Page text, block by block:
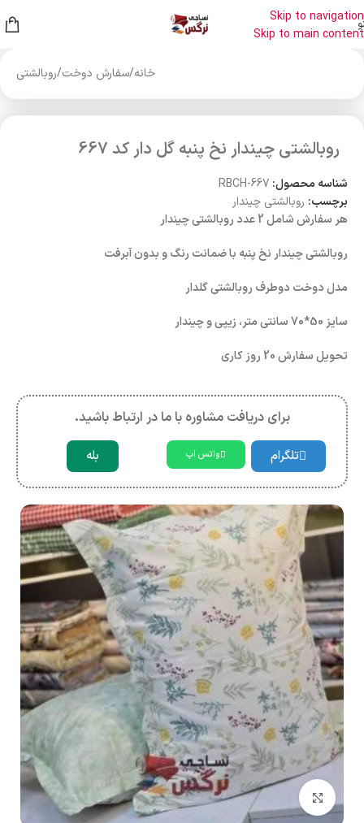
Skip to navigation
Skip to main content
خانه/سفارش دوخت/روبالشتی
روبالشتی چیندار نخ پنبه گل دار کد 667
شناسه محصول: RBCH-667
برچسب: روبالشتی چیندار
هر سفارش شامل 2 عدد روبالشتی چیندار
روبالشتی چیندار نخ پنبه با ضمانت رنگ و بدون آبرفت
مدل دوخت دوطرف روبالشتی گلدار
سایز 50*70 سانتی متر، زیپی و چیندار
تحویل سفارش 20 روز کاری
برای دریافت مشاوره با ما در ارتباط باشید.
تلگرام واتس اپ بله
بزرگنمایی تصویر